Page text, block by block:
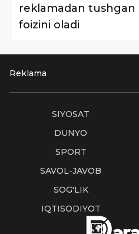
reklamadan tushgan
foizini oladi
Reklama
SIYOSAT
DUNYO
SPORT
SAVOL-JAVOB
SOG'LIK
IQTISODIYOT